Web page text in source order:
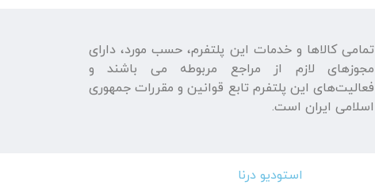
تمامی كالاها و خدمات اين پلتفرم، حسب مورد، دارای
مجوزهای لازم از مراجع مربوطه می باشند و
فعاليت‌های اين پلتفرم تابع قوانين و مقررات جمهوری
اسلامی ايران است.
استودیو درنا